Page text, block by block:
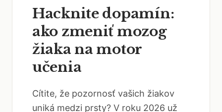
Hacknite dopamín:
ako zmeniť mozog
žiaka na motor
učenia
Cítite, že pozornosť vašich žiakov
uniká medzi prsty? V roku 2026 už